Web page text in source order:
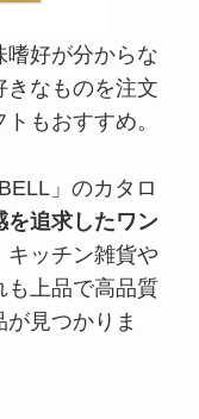
嗜好が分からな
きなものを注文
もおすすめ。
」のカタロ
を追求したワン
キッチン雑貨や
も上品で高品質
見つかりま